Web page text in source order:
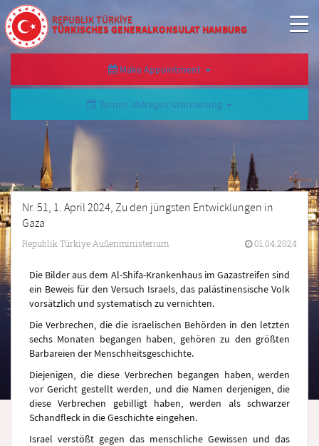
REPUBLIK TÜRKİYE
TÜRKISCHES GENERALKONSULAT HAMBURG
Make Appointment
Termin abfragen/stornierung
Nr. 51, 1. April 2024, Zu den jüngsten Entwicklungen in
Gaza
Republik Türkiye Außenministerium 01.04.2024
Die Bilder aus dem Al-Shifa-Krankenhaus im Gazastreifen sind
ein Beweis für den Versuch Israels, das palästinensische Volk
vorsätzlich und systematisch zu vernichten.
Die Verbrechen, die die israelischen Behörden in den letzten
sechs Monaten begangen haben, gehören zu den größten
Barbareien der Menschheitsgeschichte.
Diejenigen, die diese Verbrechen begangen haben, werden
vor Gericht gestellt werden, und die Namen derjenigen, die
diese Verbrechen gebilligt haben, werden als schwarzer
Schandfleck in die Geschichte eingehen.
Israel verstößt gegen das menschliche Gewissen und das